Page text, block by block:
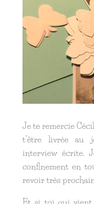
Je te remercie
t’être livrée au
interview écrite.
confinement en
revoir très
Et si toi qui vient